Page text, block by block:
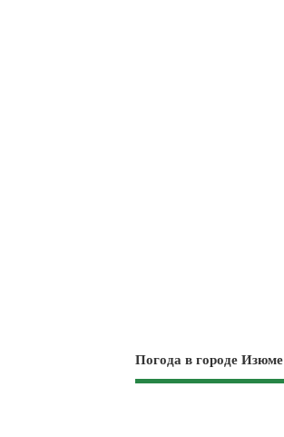
Погода в городе Изюме